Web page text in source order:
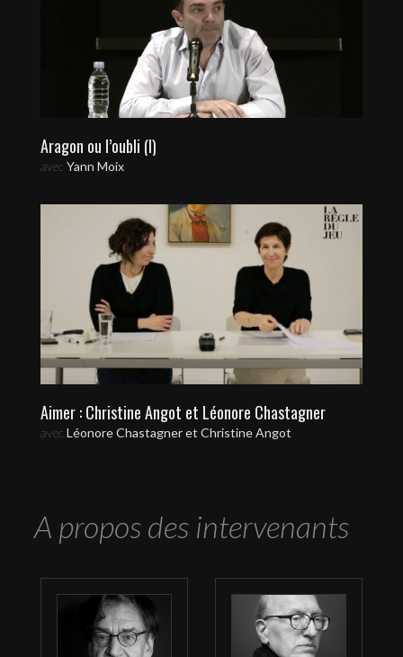
Aragon ou l’oubli (I)
avec Yann Moix
Aimer : Christine Angot et Léonore Chastagner
avec Léonore Chastagner et Christine Angot
A propos des intervenants